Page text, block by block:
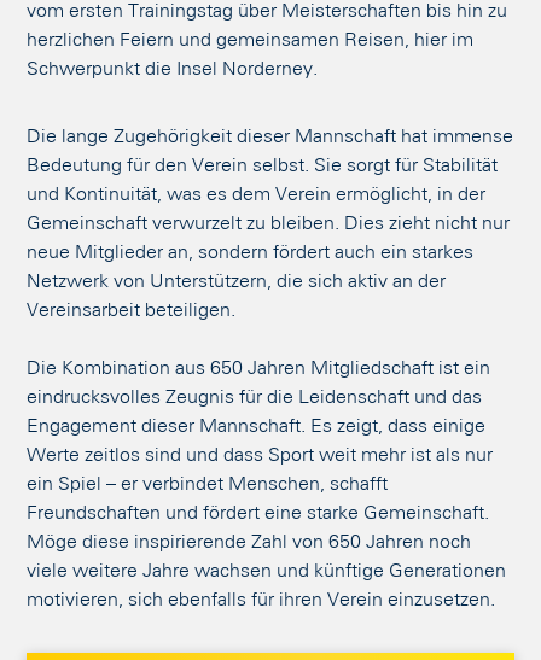
vom ersten Trainingstag über Meisterschaften bis hin zu
herzlichen Feiern und gemeinsamen Reisen, hier im
Schwerpunkt die Insel Norderney.
Die lange Zugehörigkeit dieser Mannschaft hat immense
Bedeutung für den Verein selbst. Sie sorgt für Stabilität
und Kontinuität, was es dem Verein ermöglicht, in der
Gemeinschaft verwurzelt zu bleiben. Dies zieht nicht nur
neue Mitglieder an, sondern fördert auch ein starkes
Netzwerk von Unterstützern, die sich aktiv an der
Vereinsarbeit beteiligen.
Die Kombination aus 650 Jahren Mitgliedschaft ist ein
eindrucksvolles Zeugnis für die Leidenschaft und das
Engagement dieser Mannschaft. Es zeigt, dass einige
Werte zeitlos sind und dass Sport weit mehr ist als nur
ein Spiel – er verbindet Menschen, schafft
Freundschaften und fördert eine starke Gemeinschaft.
Möge diese inspirierende Zahl von 650 Jahren noch
viele weitere Jahre wachsen und künftige Generationen
motivieren, sich ebenfalls für ihren Verein einzusetzen.